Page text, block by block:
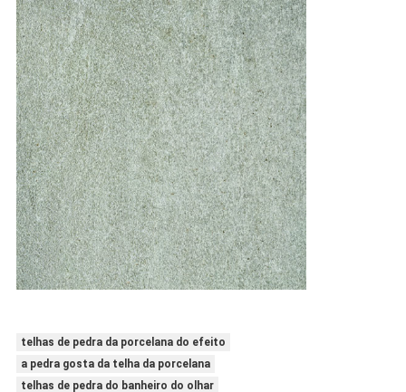
telhas de pedra da porcelana do efeito
a pedra gosta da telha da porcelana
telhas de pedra do banheiro do olhar